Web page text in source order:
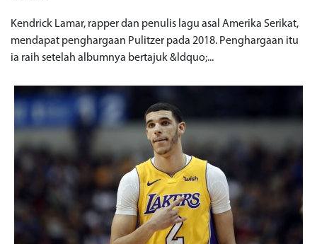
Kendrick Lamar, rapper dan penulis lagu asal Amerika Serikat,
mendapat penghargaan Pulitzer pada 2018. Penghargaan itu
ia raih setelah albumnya bertajuk &ldquo;...